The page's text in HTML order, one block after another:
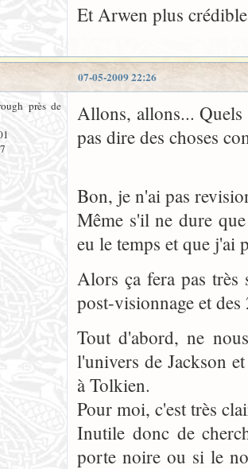
Et Arwen plus
07-05-2009 22:26
près de
Allons, allons... Quels
pas dire des choses
Bon, je n'ai pas
Même s'il ne dure
eu le temps et que j'ai
Alors ça fera pas très
post-visionnage et
Tout d'abord, ne
l'univers de Jackson
à Tolkien.
Pour moi, c'est très
Inutile donc de
porte noire ou si le